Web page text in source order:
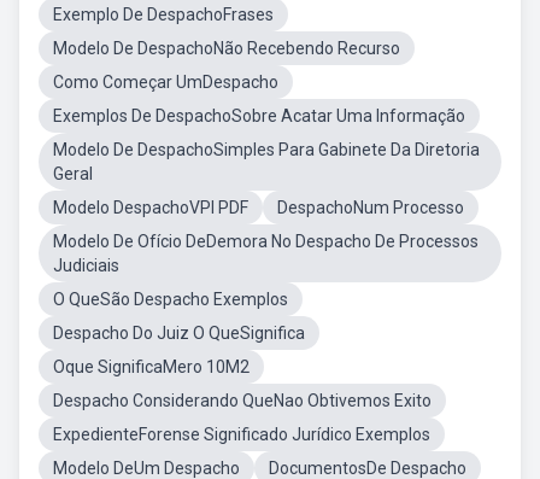
Exemplo De DespachoFrases
Modelo De DespachoNão Recebendo Recurso
Como Começar UmDespacho
Exemplos De DespachoSobre Acatar Uma Informação
Modelo De DespachoSimples Para Gabinete Da Diretoria
Geral
Modelo DespachoVPI PDF
DespachoNum Processo
Modelo De Ofício DeDemora No Despacho De Processos
Judiciais
O QueSão Despacho Exemplos
Despacho Do Juiz O QueSignifica
Oque SignificaMero 10M2
Despacho Considerando QueNao Obtivemos Exito
ExpedienteForense Significado Jurídico Exemplos
Modelo DeUm Despacho
DocumentosDe Despacho